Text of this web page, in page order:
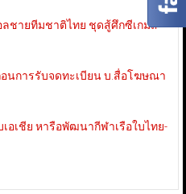
ชายทีมชาติไทย ชุดสู้ศึกซีเกมส์
อนการรับจดทะเบียน บ.สื่อโฆษณา
อเชีย หารือพัฒนากีฬาเรือใบไทย-